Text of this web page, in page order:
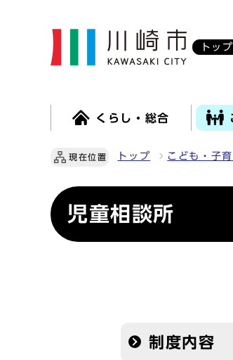
トップ
くらし・総合
現在位置 トップ こども・子
児童相談所
制度内容